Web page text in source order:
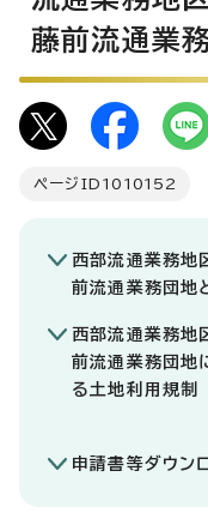
藤前流通業
ページID 1010152
西部流通業務地
前流通業務団地
西部流通業務地
前流通業務団地
る土地利用規制
申請書等ダウン